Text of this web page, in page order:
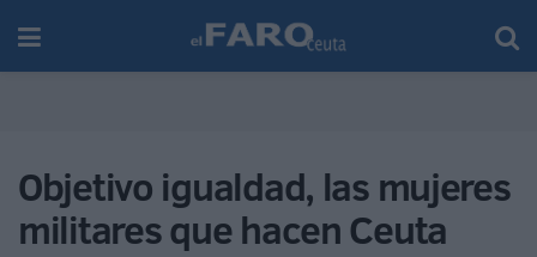
Objetivo igualdad, las mujeres
militares que hacen Ceuta